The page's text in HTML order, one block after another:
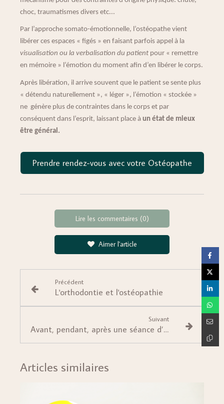
choc, traumatismes divers etc...
Par l’approche somato-émotionnelle, l’ostéopathe vient
libérer ces espaces « figés » en faisant parfois appel à la
visualisation ou la verbalisation du patient pour « remettre
en mémoire » l’émotion du moment afin d’en libérer le corps.
Après libération, il arrive souvent que le patient se sente plus
« détendu naturellement », « léger », l’émotion « stockée »
ne génère plus de contraintes dans le corps et par
conséquent dans l’esprit, laissant place à un état de mieux
être général.
Prendre rendez-vous avec votre Ostéopathe
Lire les commentaires (0)
Aimer l'article
Précédent
L'orthodontie et l'ostéopathie
Suivant
Avant, pendant, après une séance d’ostéopathie : quelles recommandations pour se soigner dans les meilleures conditions ?
Articles similaires